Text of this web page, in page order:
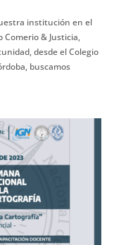
institución en el
& Justicia,
desde el Colegio
buscamos